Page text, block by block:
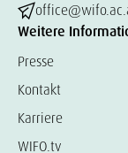
Weitere
Presse
Kontakt
Karriere
WIFO.tv